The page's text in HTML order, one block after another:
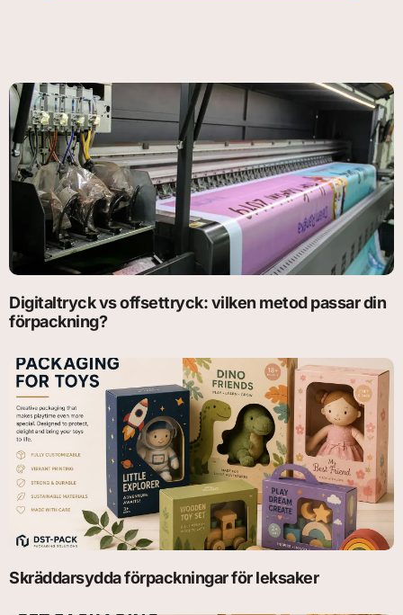
Digitaltryck vs offsettryck: vilken metod passar din
förpackning?
Skräddarsydda förpackningar för leksaker